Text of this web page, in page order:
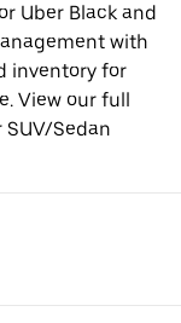
Uber Black and
with
inventory for
View our full
Sedan